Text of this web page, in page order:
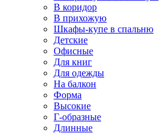
В коридор
В прихожую
Шкафы-купе в спальню
Детские
Офисные
Для книг
Для одежды
На балкон
Форма
Высокие
Г-образные
Длинные